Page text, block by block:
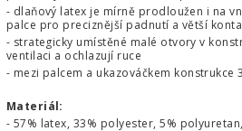
- dlaňový latex je mírně prodloužen i na
palce pro preciznější padnutí a větší
- strategicky umístěné malé otvory v
ventilaci a ochlazují ruce
- mezi palcem a ukazováčkem konstrukce
Materiál:
- 57% latex, 33% polyester, 5%